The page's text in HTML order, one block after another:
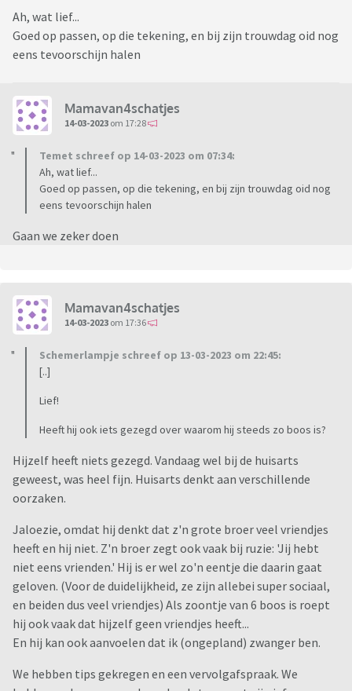
Ah, wat lief...
Goed op passen, op die tekening, en bij zijn trouwdag oid nog
eens tevoorschijn halen
Mamavan4schatjes
14-03-2023 om 17:28
Temet schreef op 14-03-2023 om 07:34:
Ah, wat lief...
Goed op passen, op die tekening, en bij zijn trouwdag oid nog
eens tevoorschijn halen
Gaan we zeker doen
Mamavan4schatjes
14-03-2023 om 17:36
Schemerlampje schreef op 13-03-2023 om 22:45:
[..]
Lief!
Heeft hij ook iets gezegd over waarom hij steeds zo boos is?
Hijzelf heeft niets gezegd. Vandaag wel bij de huisarts
geweest, was heel fijn. Huisarts denkt aan verschillende
oorzaken.
Jaloezie, omdat hij denkt dat z'n grote broer veel vriendjes
heeft en hij niet. Z'n broer zegt ook vaak bij ruzie: 'Jij hebt
niet eens vrienden.' Hij is er wel zo'n eentje die daarin gaat
geloven. (Voor de duidelijkheid, ze zijn allebei super sociaal,
en beiden dus veel vriendjes) Als zoontje van 6 boos is roept
hij ook vaak dat hijzelf geen vriendjes heeft...
En hij kan ook aanvoelen dat ik (ongepland) zwanger ben.
We hebben tips gekregen en een vervolgafspraak. We